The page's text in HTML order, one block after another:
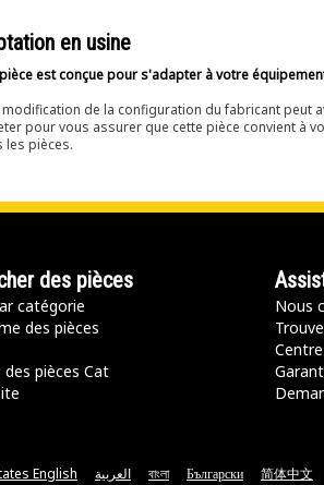
en usine
est conçue pour s'adapter à votre
modification de la configuration du fabricant peut
pour vous assurer que cette pièce convient à
les pièces.
des pièces
catégorie
des pièces
pièces Cat
Nous
English العربية বাংলা Български 简体中文